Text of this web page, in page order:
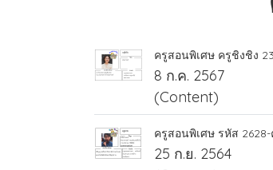
ครูสอนพิเศษ ครูชิงชิง
8 ก.ค. 2567
(Content)
ครูสอนพิเศษ รหัส
25 ก.ย. 2564